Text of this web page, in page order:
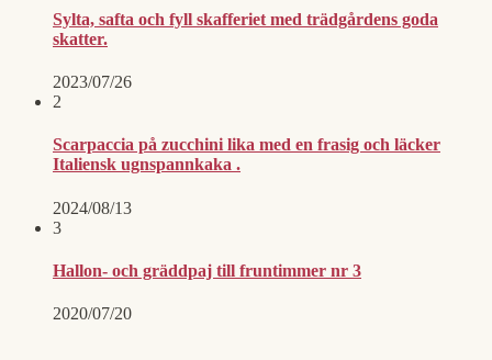
Sylta, safta och fyll skafferiet med trädgårdens goda
skatter.
2023/07/26
2
Scarpaccia på zucchini lika med en frasig och läcker
Italiensk ugnspannkaka .
2024/08/13
3
Hallon- och gräddpaj till fruntimmer nr 3
2020/07/20